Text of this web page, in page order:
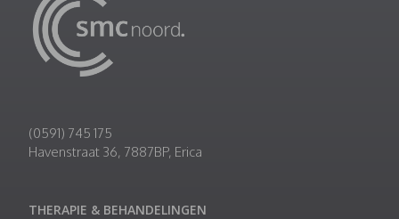
(0591) 745 175
Havenstraat 36, 7887BP, Erica
THERAPIE & BEHANDELINGEN